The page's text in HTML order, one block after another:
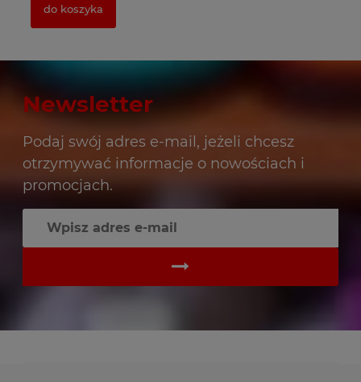
do koszyka
Newsletter
Podaj swój adres e-mail, jeżeli chcesz
otrzymywać informacje o nowościach i
promocjach.